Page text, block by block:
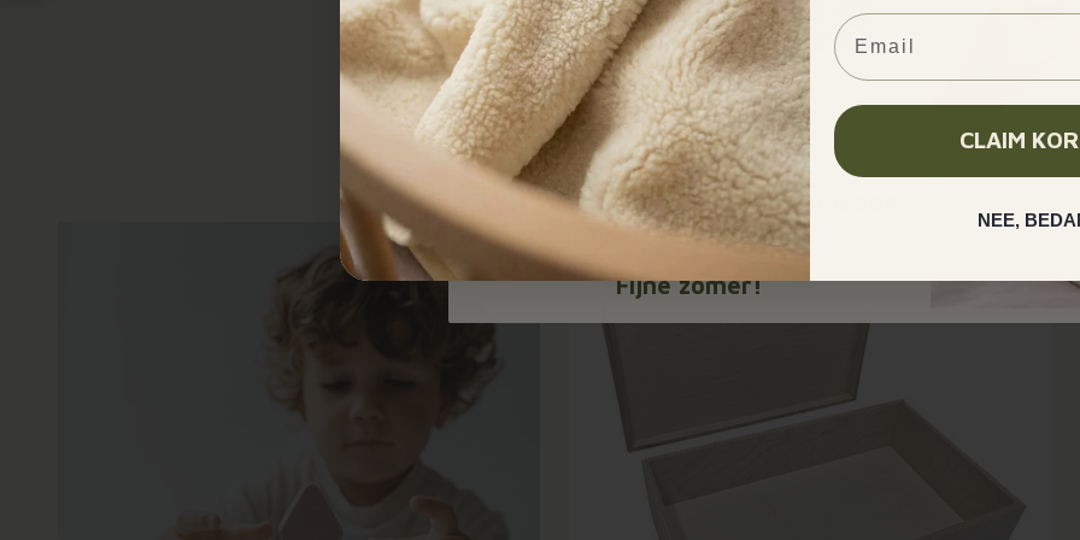
17
days
07
hours
:18
minutes
:47
seconds
Vul de code in bij de checkout:
10%, 15% of 20%
Wij zijn met vakantie en daar
profiteer jij van!
Fijne zomer!
Email
CLAIM
NEE,